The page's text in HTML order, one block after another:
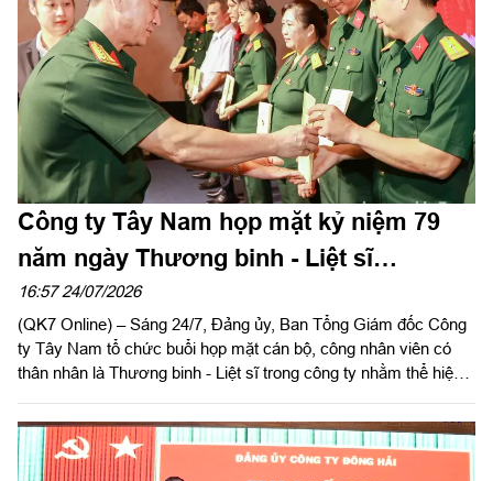
Công ty Tây Nam họp mặt kỷ niệm 79
năm ngày Thương binh - Liệt sĩ
(27/7/1947 – 27/7/2026)
16:57 24/07/2026
(QK7 Online) – Sáng 24/7, Đảng ủy, Ban Tổng Giám đốc Công
ty Tây Nam tổ chức buổi họp mặt cán bộ, công nhân viên có
thân nhân là Thương binh - Liệt sĩ trong công ty nhằm thể hiện
thương binh, bệnh binh nhân kỷ niệm 79 năm ngày Thương
binh - Liệt sĩ (27/7/1947 – 27/7/2026).